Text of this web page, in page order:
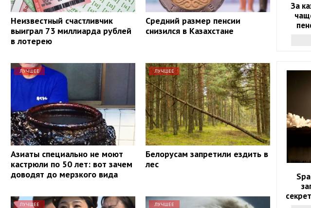
Неизвестный счастливчик
выиграл 73 миллиарда рублей
в лотерею
Средний размер пенсии
снизился в Казахстане
ЛУЧШЕЕ
Азиаты специально не моют
кастрюли по 50 лет: вот зачем
доводят до мерзкого вида
ЛУЧШЕЕ
Белорусам запретили ездить в
лес
ЛУЧШЕЕ ЛУЧШЕЕ
За